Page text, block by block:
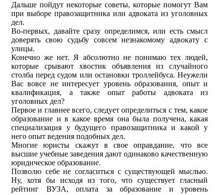
Дальше пойдут некоторые советы, которые помогут Вам
при выборе правозащитника или адвоката из уголовных
дел.
Во-первых, давайте сразу определимся, или есть смысл
доверять свою судьбу совсем незнакомому адвокату с
улицы.
Конечно же нет. Я абсолютно не понимаю тех людей,
которые срывают хвостик объявления из случайного
столба перед судом или остановки троллейбуса. Неужели
Вас вовсе не интересует уровень образования, опыт и
квалификация, а также опыт работы адвоката из
уголовных дел?
Первое и главнее всего, следует определиться с тем, какое
образование и в какое время она была получена, какая
специализация у будущего правозащитника и какой у
него опыт ведения подобных дел.
Многие юристы скажут в свое оправдание, что все
высшие учебные заведения дают одинаково качественную
юридическое образование.
Позволю себе не согласиться с существующей мыслью.
Ну, хотя бы исходя из того, что существует гласный
рейтинг ВУЗА, оплата за образование и уровень